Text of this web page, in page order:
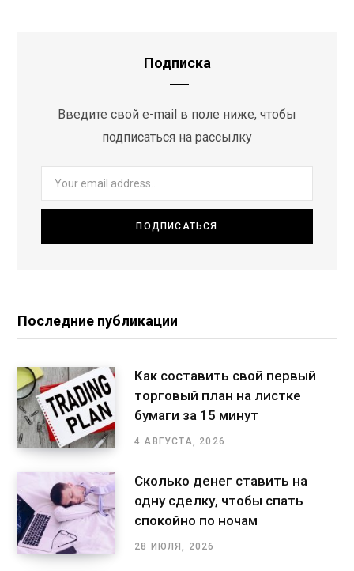
Подписка
Введите свой e-mail в поле ниже, чтобы
подписаться на рассылку
Последние публикации
Как составить свой первый
торговый план на листке
бумаги за 15 минут
4 АВГУСТА, 2026
Сколько денег ставить на
одну сделку, чтобы спать
спокойно по ночам
28 ИЮЛЯ, 2026